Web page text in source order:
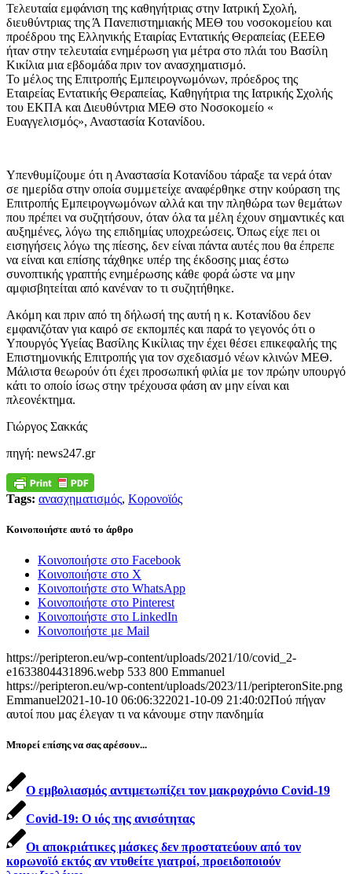
Τελευταία εμφάνιση της καθηγήτριας στην Ιατρική Σχολή,
διευθύντριας της Ά Πανεπιστημιακής ΜΕΘ του νοσοκομείου και
προέδρου της Ελληνικής Εταιρίας Εντατικής Θεραπείας (ΕΕΕΘ
ήταν στην τελευταία ενημέρωση για μέτρα στο πλάι του Βασίλη
Κικίλια μια εβδομάδα πριν τον ανασχηματισμό.
Το μέλος της Επιτροπής Εμπειρογνωμόνων, πρόεδρος της
Εταιρείας Εντατικής Θεραπείας, Καθηγήτρια της Ιατρικής Σχολής
του ΕΚΠΑ και Διευθύντρια ΜΕΘ στο Νοσοκομείο «
Ευαγγελισμός», Αναστασία Κοτανίδου.
Υπενθυμίζουμε ότι η Αναστασία Κοτανίδου τάραξε τα νερά όταν
σε ημερίδα στην οποία συμμετείχε αναφέρθηκε στην κούραση της
Επιτροπής Εμπειρογνωμόνων αλλά και την πληθώρα των θεμάτων
που πρέπει να συζητήσουν, όταν όλα τα μέλη έχουν σημαντικές και
αυξημένες, λόγω της επιδημίας υποχρεώσεις. Όπως είχε πει οι
εισηγήσεις λόγω της πίεσης, δεν είναι πάντα αυτές που θα έπρεπε
να είναι και επίσης τάχθηκε υπέρ της έκδοσης μιας έστω
συνοπτικής γραπτής ενημέρωσης κάθε φορά ώστε να μην
αμφισβητείται από κανέναν το τι συζητήθηκε.
Ακόμη και πριν από τη δήλωσή της αυτή η κ. Κοτανίδου δεν
εμφανιζόταν για καιρό σε εκπομπές και παρά το γεγονός ότι ο
Υπουργός Υγείας Βασίλης Κικίλιας την έχει θέσει επικεφαλής της
Επιστημονικής Επιτροπής για τον σχεδιασμό νέων κλινών ΜΕΘ.
Μάλιστα θεωρούν ότι έχει προσωπική φιλία με τον πρώην υπουργό
κάτι το οποίο ίσως στην τρέχουσα φάση αν μην είναι και
πλεονέκτημα.
Γιώργος Σακκάς
πηγή: news247.gr
Tags: ανασχηματισμός, Κορονοϊός
Κοινοποιήστε αυτό το άρθρο
Κοινοποιήστε στο Facebook
Κοινοποιήστε στο X
Κοινοποιήστε στο WhatsApp
Κοινοποιήστε στο Pinterest
Κοινοποιήστε στο LinkedIn
Κοινοποιήστε με Mail
https://peripteron.eu/wp-content/uploads/2021/10/covid_2-
e1633804431896.webp 533 800 Emmanuel
https://peripteron.eu/wp-content/uploads/2023/11/peripteronSite.png
Emmanuel2021-10-10 06:06:322021-10-09 21:40:02Πού πήγαν
αυτοί που μας έλεγαν τι να κάνουμε στην πανδημία
Μπορεί επίσης να σας αρέσουν...
Ο εμβολιασμός αντιμετωπίζει τον μακροχρόνιο Covid-19
Covid-19: Ο ιός της ανισότητας
Οι αποκριάτικες μάσκες δεν προστατεύουν από τον
κορωνοϊό εκτός αν ντυθείτε γιατροί, προειδοποιούν